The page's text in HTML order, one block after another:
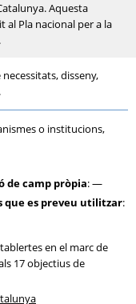
Aquesta
Pla nacional per a la
disseny,
o institucions,
de camp pròpia: —
que es preveu utilitzar:
en el marc de
17 objectius de